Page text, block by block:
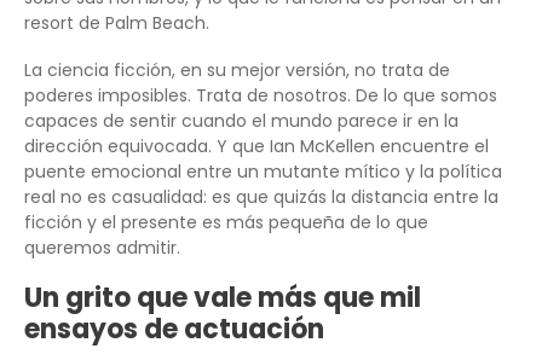
resort de Palm Beach.
La ciencia ficción, en su mejor versión, no trata de
poderes imposibles. Trata de nosotros. De lo que somos
capaces de sentir cuando el mundo parece ir en la
dirección equivocada. Y que Ian McKellen encuentre el
puente emocional entre un mutante mítico y la política
real no es casualidad: es que quizás la distancia entre la
ficción y el presente es más pequeña de lo que
queremos admitir.
Un grito que vale más que mil
ensayos de actuación